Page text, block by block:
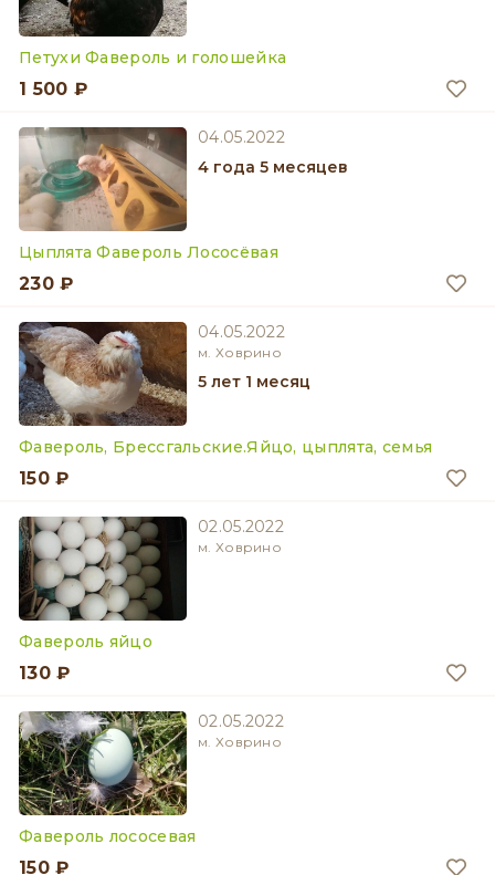
Петухи Фавероль и голошейка
1 500 ₽
04.05.2022
4 года 5 месяцев
Цыплята Фавероль Лососёвая
230 ₽
04.05.2022
м. Ховрино
5 лет 1 месяц
Фавероль, Брессгальские.Яйцо, цыплята, семья
150 ₽
02.05.2022
м. Ховрино
Фавероль яйцо
130 ₽
02.05.2022
м. Ховрино
Фавероль лососевая
150 ₽